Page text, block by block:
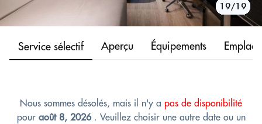
1/19
2/19
3/19
4/19
5/19
6/19
7/19
8/19
9/19
10/19
11/19
12/19
13/19
14/19
15/19
16/19
17/19
18/19
19/19
Service sélectif Aperçu Équipements
Nous sommes désolés, mais il n'y a pas de disponibilité
pour août 8, 2026. Veuillez choisir une autre date ou un